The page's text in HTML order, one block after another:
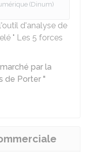
(Dinum)
d'analyse de
" Les 5 forces
par la
de Porter "